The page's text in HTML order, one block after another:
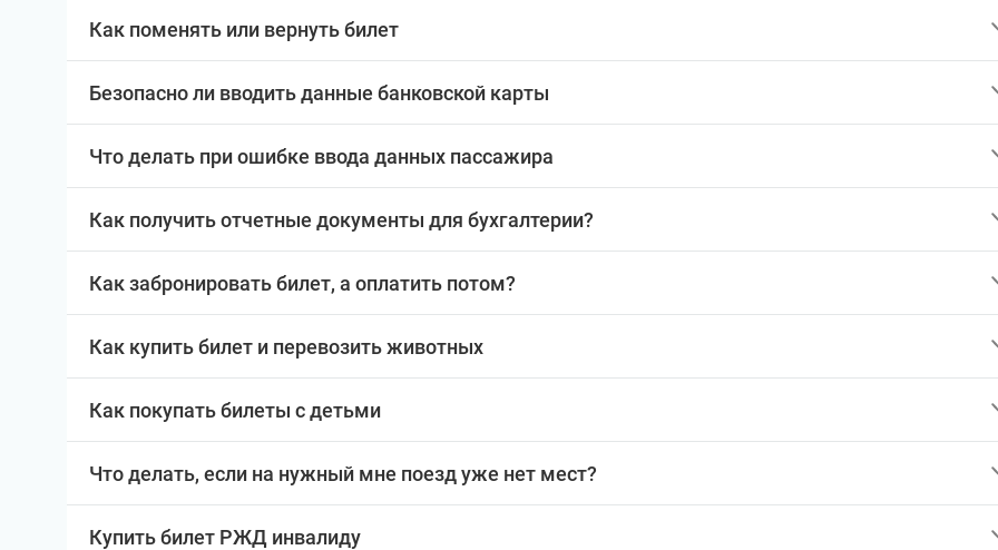
Как поменять или вернуть билет
Безопасно ли вводить данные банковской карты
Что делать при ошибке ввода данных пассажира
Как получить отчетные документы для бухгалтерии?
Как забронировать билет, а оплатить потом?
Как купить билет и перевозить животных
Как покупать билеты с детьми
Что делать, если на нужный мне поезд уже нет мест?
Купить билет РЖД инвалиду